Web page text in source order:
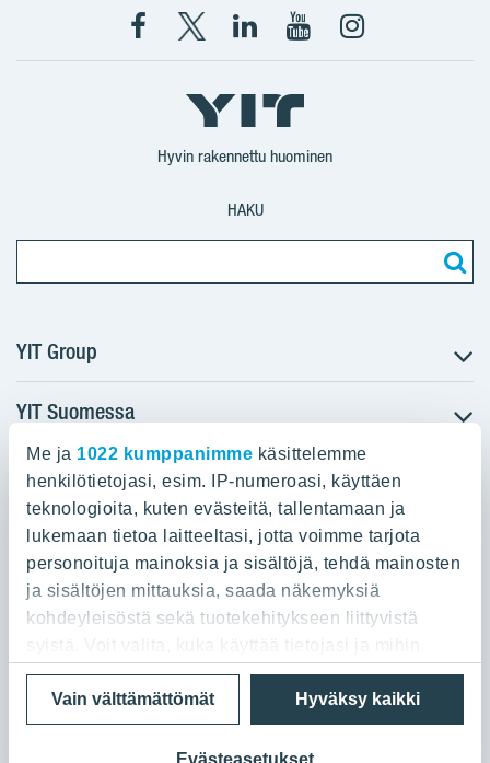
Me ja 1022 kumppanimme käsittelemme
henkilötietojasi, esim. IP-numeroasi, käyttäen
teknologioita, kuten evästeitä, tallentamaan ja
lukemaan tietoa laitteeltasi, jotta voimme tarjota
personoituja mainoksia ja sisältöjä, tehdä mainosten
ja sisältöjen mittauksia, saada näkemyksiä
kohdeyleisöstä sekä tuotekehitykseen liittyvistä
syistä. Voit valita, kuka käyttää tietojasi ja mihin
tarkoituksiin.
Jos sallit, haluamme myös tehdä seuraavia:
Kerätä tietoja maantieteellisestä sijainnistasi,
Hyväksy kaikki
Evästeasetukset
Vain välttämättömät
Facebook
X
YIT
Suomi
YIT
Corporation
YIT
Corporation
Instagram
Hyvin rakennettu huominen
HAKU
YIT Group
Tietoa YIT:stä
Töihin meille
Sijoittajat
Projektit
Vastuullisuus
Media
Yhteystiedot
YIT Suomessa
Myytävät asunnot
Vuokrattavat toimitilat
Kiinteistösijoittaminen
Infrarakentaminen
Toimitilarakentaminen
Teollisuusrakentaminen
YIT:n pääkonttori
Panuntie 11, PL 36, 00620 Helsinki
020 433 111